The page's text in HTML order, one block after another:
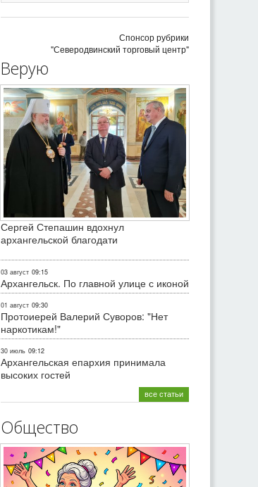
Спонсор рубрики
"Северодвинский торговый центр"
Верую
Сергей Степашин вдохнул
архангельской благодати
03 август 09:15
Архангельск. По главной улице с иконой
01 август 09:30
Протоиерей Валерий Суворов: "Нет
наркотикам!"
30 июль 09:12
Архангельская епархия принимала
высоких гостей
все статьи
Общество